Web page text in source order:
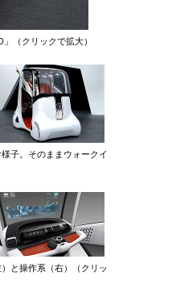
（クリックで拡大）
様子。そのままウォークイ
）と操作系（右）（クリッ